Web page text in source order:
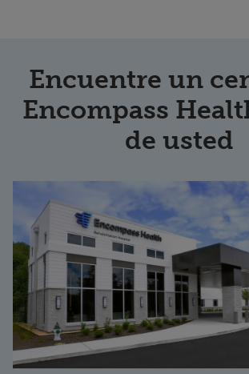
Encuentre un
Encompass
de usted